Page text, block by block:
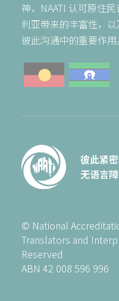
神，NAATI 认可原住
利亚带来的丰富性，
彼此沟通中的重要作用
彼此紧
无语言障
© National
Translators and
Reserved
ABN 42 008 596 996